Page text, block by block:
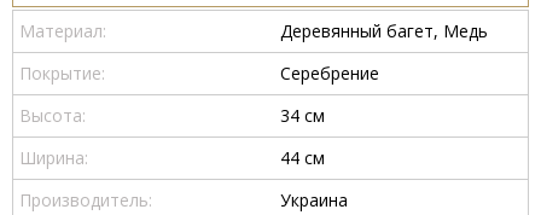
Материал:
Деревянный багет, Медь
Покрытие:
Серебрение
Высота:
34 см
Ширина:
44 см
Производитель:
Украина